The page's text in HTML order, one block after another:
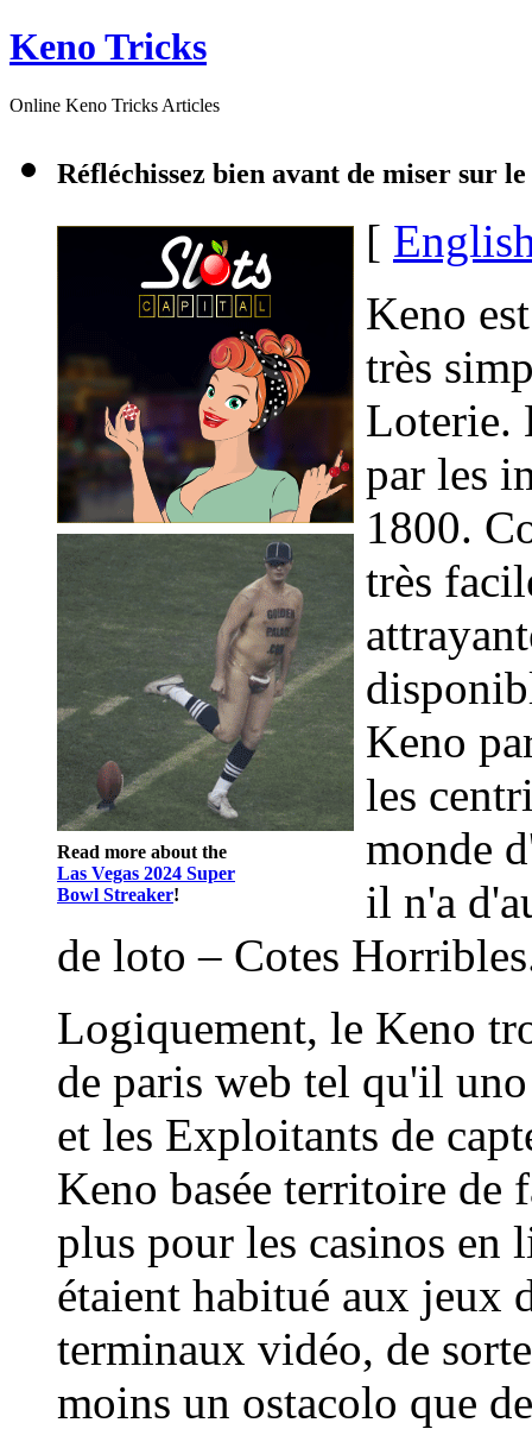
Keno Tricks
Online Keno Tricks Articles
Réfléchissez bien avant de miser sur
Read more about the
Las Vegas 2024 Super
Bowl Streaker!
[
Keno
très
Loterie.
par les
1800.
très
Keno
les
monde
il n'a
de loto – Cotes
Logiquement, le Keno
de paris web tel qu'il
et les Exploitants de
Keno basée territoire de
plus pour les casinos en
étaient habitué aux jeux
terminaux vidéo, de
moins un ostacolo que